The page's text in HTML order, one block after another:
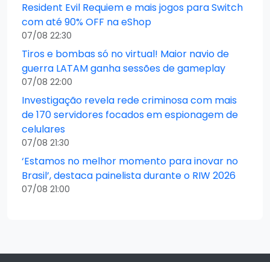
Resident Evil Requiem e mais jogos para Switch
com até 90% OFF na eShop
07/08 22:30
Tiros e bombas só no virtual! Maior navio de
guerra LATAM ganha sessões de gameplay
07/08 22:00
Investigação revela rede criminosa com mais
de 170 servidores focados em espionagem de
celulares
07/08 21:30
‘Estamos no melhor momento para inovar no
Brasil’, destaca painelista durante o RIW 2026
07/08 21:00